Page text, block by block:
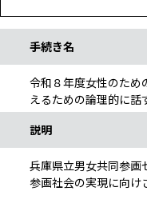
手続き名
令和８年度女性のため
えるための論理的に話
説明
兵庫県立男女共同参画
参画社会の実現に向け